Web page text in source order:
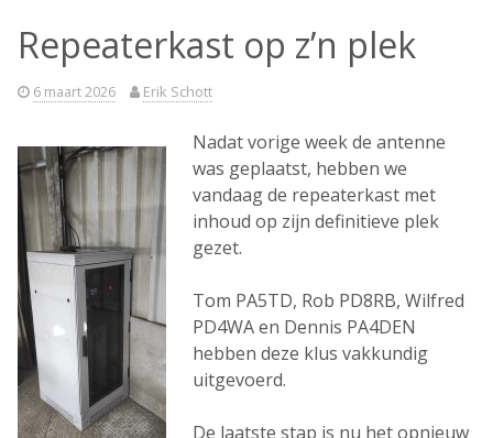
Repeaterkast op z’n plek
6 maart 2026 Erik Schott
Nadat vorige week de antenne
was geplaatst, hebben we
vandaag de repeaterkast met
inhoud op zijn definitieve plek
gezet.
Tom PA5TD, Rob PD8RB, Wilfred
PD4WA en Dennis PA4DEN
hebben deze klus vakkundig
uitgevoerd.
De laatste stap is nu het opnieuw